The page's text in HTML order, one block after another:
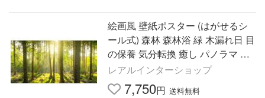
絵画風 壁紙ポスター (はがせるシ
ール式) 森林 森林浴 緑 木漏れ日 目
の保養 気分転換 癒し パノラマ キ
ャラクロ SNR-113S1(1152mm×57
6mm)＜日本製＞
レアルインターショップ
7,750円 送料無料